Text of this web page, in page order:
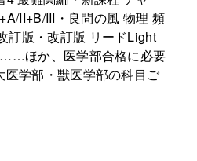
II+B/III・良問の風 物理 頻
訂版・改訂版 リードLight
ほか、医学部合格に必要
学部・獣医学部の科目ご